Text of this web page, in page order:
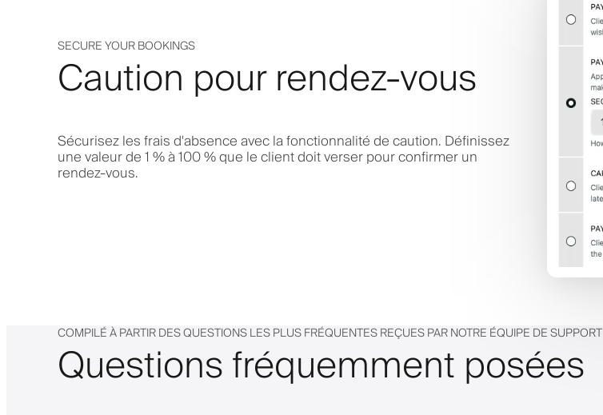
SECURE YOUR BOOKINGS
Caution pour rendez-vous
Sécurisez les frais d'absence avec la fonctionnalité de caution. Définissez
une valeur de 1 % à 100 % que le client doit verser pour confirmer un
rendez-vous.
COMPILÉ À PARTIR DES QUESTIONS LES PLUS FRÉQUENTES REÇUES PAR NOTRE ÉQUIPE DE SUPPORT
Questions fréquemment posées